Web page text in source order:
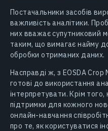
Постачальники засобів
важливість аналітики.
них вважає супутниковий
таким, що вимагає найму
обробки отриманих даних.
Насправді ж, з EOSDA
готові до використання
інтерпретувати. Крім
підтримки для кожного
онлайн-навчання
про те, як користуватися